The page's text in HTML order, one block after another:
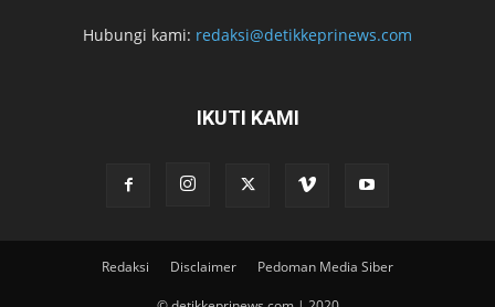
Hubungi kami: redaksi@detikkeprinews.com
IKUTI KAMI
Redaksi Disclaimer Pedoman Media Siber